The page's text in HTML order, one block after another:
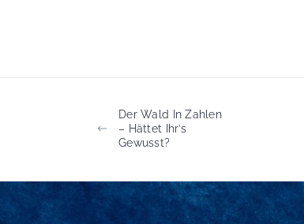
Der Wald In Zahlen
– Hättet Ihr’s
Gewusst?